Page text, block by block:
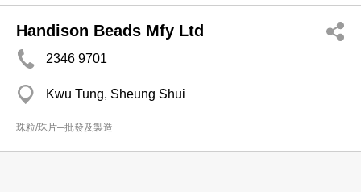
Handison Beads Mfy Ltd
2346 9701
Kwu Tung, Sheung Shui
珠粒/珠片─批發及製造